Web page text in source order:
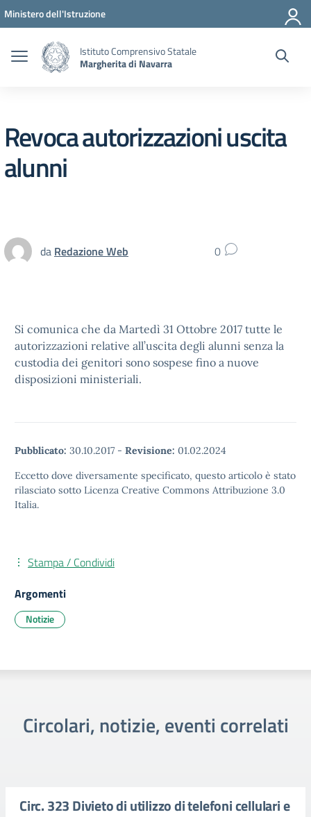
Vai ai contenuti
Vai al menu di navigazione
Vai al footer
Ministero dell'Istruzione
Istituto Comprensivo Statale
Margherita di Navarra
Revoca autorizzazioni uscita
alunni
da Redazione Web 0
Si comunica che da Martedì 31 Ottobre 2017 tutte le
autorizzazioni relative all’uscita degli alunni senza la
custodia dei genitori sono sospese fino a nuove
disposizioni ministeriali.
Pubblicato: 30.10.2017 - Revisione: 01.02.2024
Eccetto dove diversamente specificato, questo articolo è stato
rilasciato sotto Licenza Creative Commons Attribuzione 3.0
Italia.
Stampa / Condividi
Argomenti
Notizie
Circolari, notizie, eventi correlati
Circ. 323 Divieto di utilizzo di telefoni cellulari e